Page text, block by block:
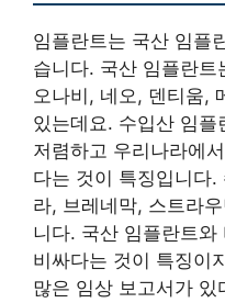
임플란트는 국산 임플
습니다. 국산 임플란트
오나비, 네오, 덴티움,
있는데요. 수입산 임플
저렴하고 우리나라에
다는 것이 특징입니다.
라, 브레네막, 스트라
니다. 국산 임플란트와
비싸다는 것이 특징이
많은 임상 보고서가